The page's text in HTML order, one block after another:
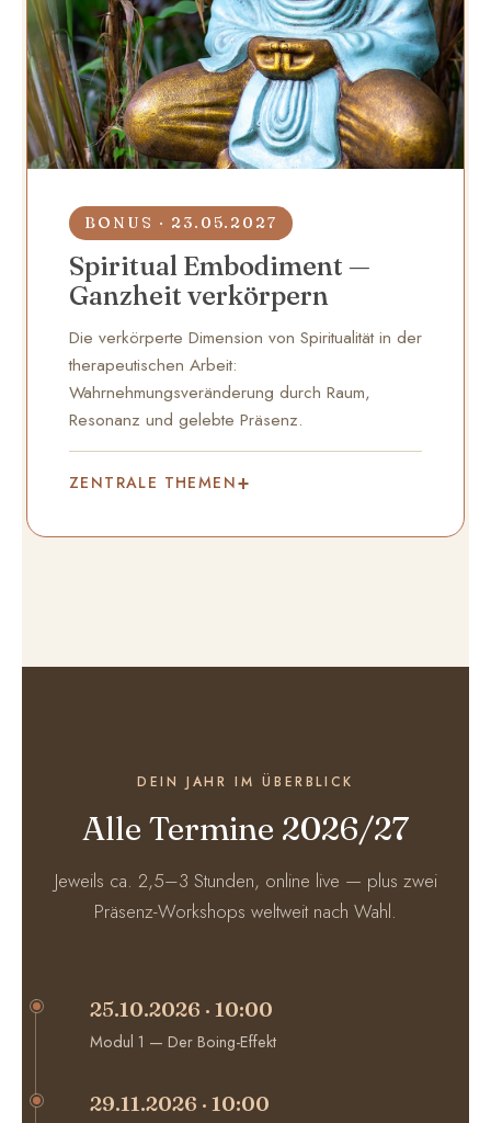
BONUS · 23.05.2027
Spiritual Embodiment —
Ganzheit verkörpern
Die verkörperte Dimension von Spiritualität in der
therapeutischen Arbeit:
Wahrnehmungsveränderung durch Raum,
Resonanz und gelebte Präsenz.
ZENTRALE THEMEN
DEIN JAHR IM ÜBERBLICK
Alle Termine 2026/27
Jeweils ca. 2,5–3 Stunden, online live — plus zwei
Präsenz-Workshops weltweit nach Wahl.
25.10.2026 · 10:00
Modul 1 — Der Boing-Effekt
29.11.2026 · 10:00